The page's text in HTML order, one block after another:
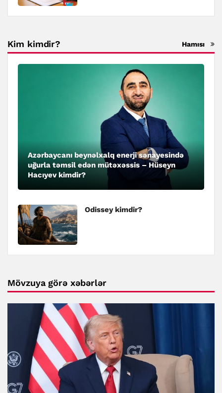
Kim kimdir? Hamısı
Azərbaycanı beynəlxalq enerji sənayesində
uğurla təmsil edən mütəxəssis – Hüseyn
Hacıyev kimdir?
Odissey kimdir?
Mövzuya görə xəbərlər